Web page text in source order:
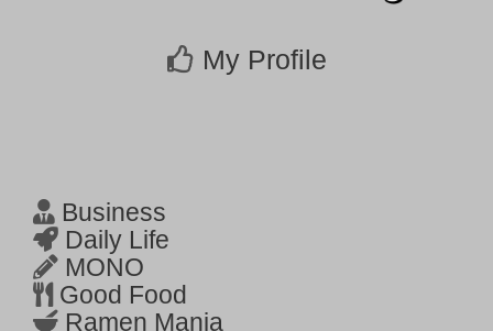
My Profile
Business
Daily Life
MONO
Good Food
Ramen Mania